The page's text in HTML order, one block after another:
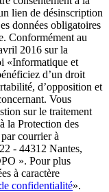
lien de désinscription
données obligatoires
Conformément au
2016 sur la
«Informatique et
d’un droit
d’opposition et
Vous
sur le traitement
la Protection des
courrier à
- 44312 Nantes,
». Pour plus
à caractère
confidentialité».